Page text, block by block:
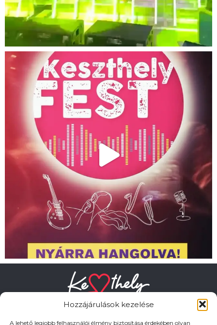
Hozzájárulások kezelése
A lehető legjobb felhasználói élmény biztosítása érdekében olyan